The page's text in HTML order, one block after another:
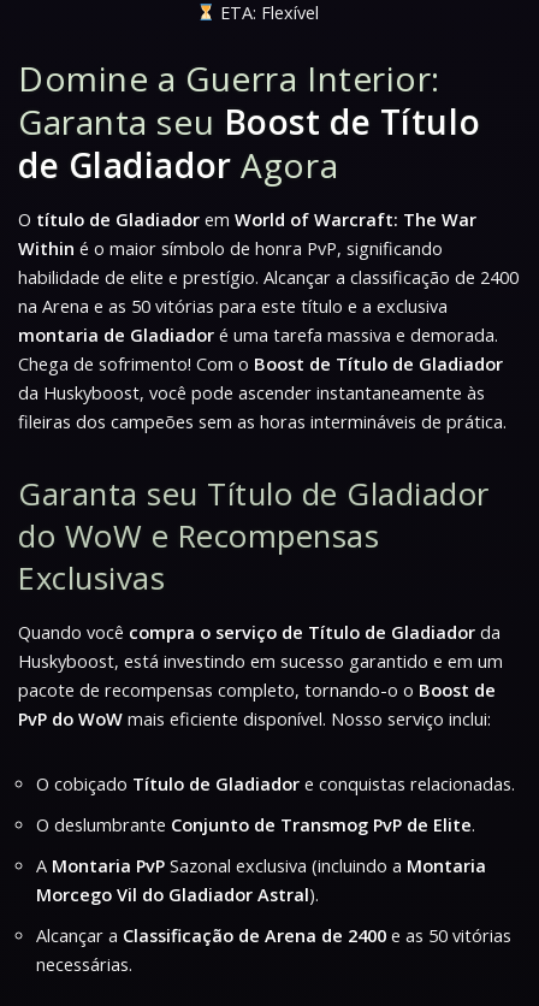
ETA: Flexível
Domine a Guerra Interior:
Garanta seu Boost de Título
de Gladiador Agora
O título de Gladiador em World of Warcraft: The War
Within é o maior símbolo de honra PvP, significando
habilidade de elite e prestígio. Alcançar a classificação de 2400
na Arena e as 50 vitórias para este título e a exclusiva
montaria de Gladiador é uma tarefa massiva e demorada.
Chega de sofrimento! Com o Boost de Título de Gladiador
da Huskyboost, você pode ascender instantaneamente às
fileiras dos campeões sem as horas intermináveis de prática.
Garanta seu Título de Gladiador
do WoW e Recompensas
Exclusivas
Quando você compra o serviço de Título de Gladiador da
Huskyboost, está investindo em sucesso garantido e em um
pacote de recompensas completo, tornando-o o Boost de
PvP do WoW mais eficiente disponível. Nosso serviço inclui:
O cobiçado Título de Gladiador e conquistas relacionadas.
O deslumbrante Conjunto de Transmog PvP de Elite.
A Montaria PvP Sazonal exclusiva (incluindo a Montaria
Morcego Vil do Gladiador Astral).
Alcançar a Classificação de Arena de 2400 e as 50 vitórias
necessárias.